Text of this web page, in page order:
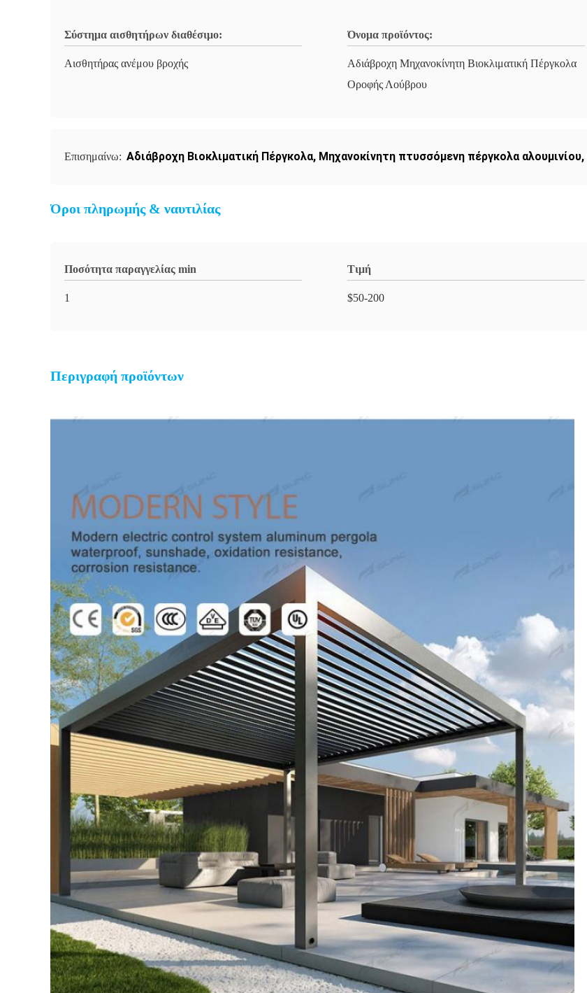
Σύστημα αισθητήρων διαθέσιμο:
Αισθητήρας ανέμου βροχής
Όνομα προϊόντος:
Αδιάβροχη Μηχανοκίνητη Βιοκλιματική Πέργκολα
Οροφής Λούβρου
Επισημαίνω: Αδιάβροχη Βιοκλιματική Πέργκολα, Μηχανοκίνητη πτυσσόμενη πέργκολα αλουμινίου,
Όροι πληρωμής & ναυτιλίας
Ποσότητα παραγγελίας min
1
Τιμή
$50-200
Περιγραφή προϊόντων